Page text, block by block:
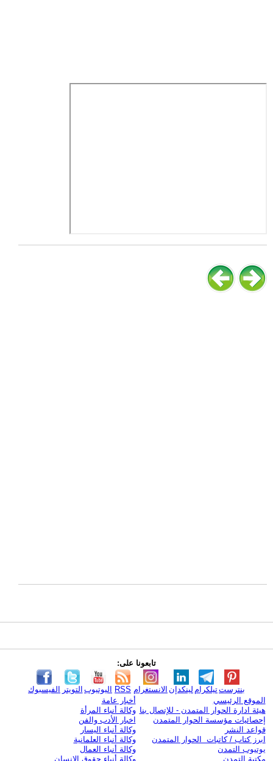
تابعونا على:
الفيسبوك التويتر اليوتيوب RSS الانستغرام لينكدإن تيلكرامبنترست
الموقع الرئيسي
هيئة ادارة الحوار المتمدن - للإتصال بنا
إحصائيات مؤسسة الحوار المتمدن
قواعد النشر
ابرز كتاب / كاتبات الحوار المتمدن
يوتيوب التمدن
مكتبة التمدن
أخبار عامة
وكالة أنباء المرأة
اخبار الأدب والفن
وكالة أنباء اليسار
وكالة أنباء العلمانية
وكالة أنباء العمال
وكالة أنباء حقوق الإنسان